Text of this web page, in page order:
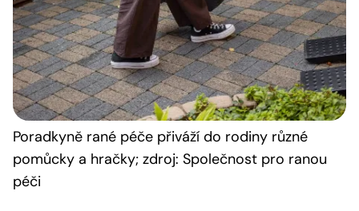
Poradkyně rané péče přiváží do rodiny různé
pomůcky a hračky; zdroj: Společnost pro ranou
péči